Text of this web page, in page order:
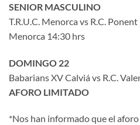
SENIOR MASCULINO
T.R.U.C. Menorca vs R.C.
Menorca 14:30 hrs
DOMINGO 22
Babarians XV Calviá vs R.C.
AFORO LIMITADO
*Nos han informado que el